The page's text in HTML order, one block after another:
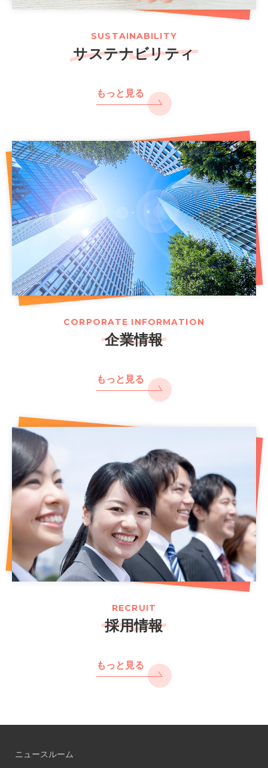
SUSTAINABILITY
サステナビリティ
もっと見る
CORPORATE INFORMATION
企業情報
もっと見る
RECRUIT
採用情報
もっと見る
ニュースルーム